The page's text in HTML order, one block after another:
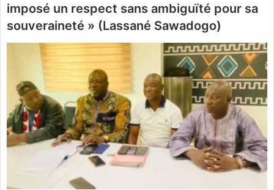
imposé un respect sans ambiguïté pour sa
souveraineté » (Lassané Sawadogo)